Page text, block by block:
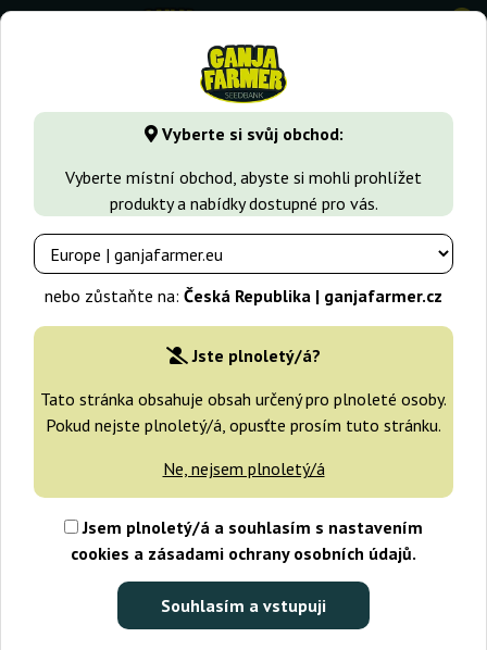
Vyberte si svůj obchod:
Vyberte místní obchod, abyste si mohli prohlížet
produkty a nabídky dostupné pro vás.
nebo zůstaňte na: Česká Republika | ganjafarmer.cz
Jste plnoletý/á?
Tato stránka obsahuje obsah určený pro plnoleté osoby.
Pokud nejste plnoletý/á, opusťte prosím tuto stránku.
Ne, nejsem plnoletý/á
Jsem plnoletý/á a souhlasím s nastavením
cookies a zásadami ochrany osobních údajů.
Souhlasím a vstupuji
0
GanjaFarmer.cz Druhy Marihuany Jack Herer Original
(Sensi Genetics)